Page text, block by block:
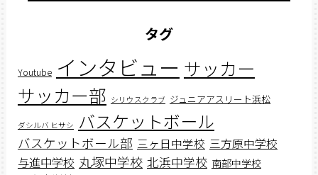
タグ
Youtube インタビュー サッカー
サッカー部 シリウスクラブ ジュニアアスリート浜松
ダシルバ ヒサシ バスケットボール
バスケットボール部 三ヶ日中学校 三方原中学校
与進中学校 丸塚中学校 北浜中学校 南部中学校